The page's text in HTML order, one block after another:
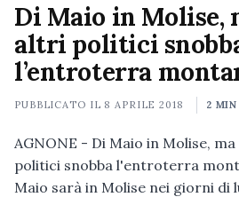
Di Maio in Molise,
altri politici
l’entroterra
PUBBLICATO IL 8 APRILE 2018 2 MIN
AGNONE - Di Maio in Molise,
politici snobba l'entroterra
Maio sarà in Molise nei giorni di